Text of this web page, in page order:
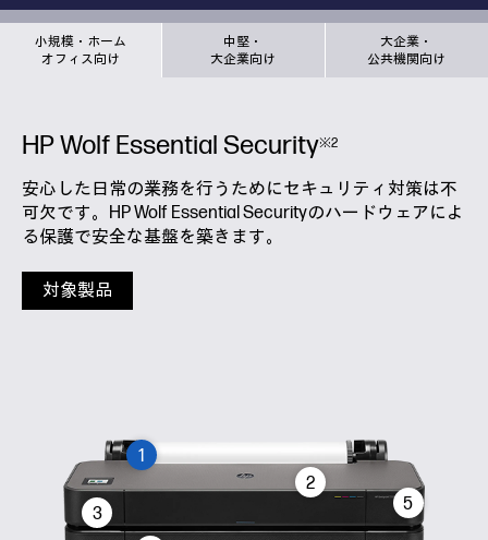
小規模・ホーム
オフィス向け
中堅・
大企業向け
大企業・
公共機関向け
HP Wolf Essential Security※2
安心した日常の業務を行うためにセキュリティ対策は不
可欠です。HP Wolf Essential Securityのハードウェアによ
る保護で安全な基盤を築きます。
対象製品
1
2
3
5